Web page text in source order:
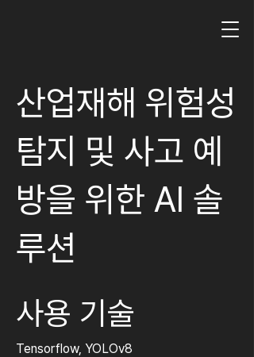
산업재해 위험성
탐지 및 사고 예
방을 위한 AI 솔
루션
사용 기술
Tensorflow, YOLOv8